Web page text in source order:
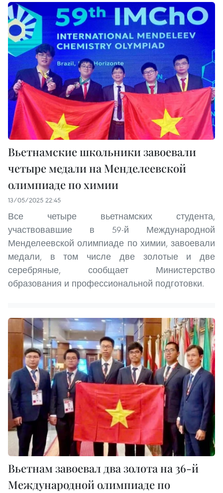
Вьетнамские школьники завоевали
четыре медали на Менделеевской
олимпиаде по химии
13/05/2025 22:45
Все четыре вьетнамских студента,
участвовавшие в 59-й Международной
Менделеевской олимпиаде по химии, завоевали
медали, в том числе две золотые и две
серебряные, сообщает Министерство
образования и профессиональной подготовки.
Вьетнам завоевал два золота на 36-й
Международной олимпиаде по